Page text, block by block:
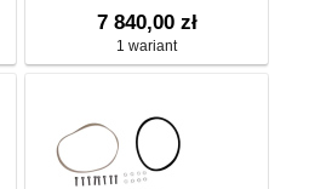
7 840,00 zł
1 wariant